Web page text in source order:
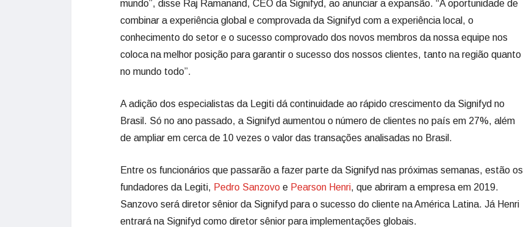
mundo”, disse Raj Ramanand, CEO da Signifyd, ao anunciar a expansão. “A oportunidade de
combinar a experiência global e comprovada da Signifyd com a experiência local, o
conhecimento do setor e o sucesso comprovado dos novos membros da nossa equipe nos
coloca na melhor posição para garantir o sucesso dos nossos clientes, tanto na região quanto
no mundo todo”.
A adição dos especialistas da Legiti dá continuidade ao rápido crescimento da Signifyd no
Brasil. Só no ano passado, a Signifyd aumentou o número de clientes no país em 27%, além
de ampliar em cerca de 10 vezes o valor das transações analisadas no Brasil.
Entre os funcionários que passarão a fazer parte da Signifyd nas próximas semanas, estão os
fundadores da Legiti, Pedro Sanzovo e Pearson Henri, que abriram a empresa em 2019.
Sanzovo será diretor sênior da Signifyd para o sucesso do cliente na América Latina. Já Henri
entrará na Signifyd como diretor sênior para implementações globais.